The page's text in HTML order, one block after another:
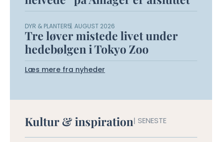
DYR & PLANTER5. AUGUST 2026
Tre løver mistede livet under
hedebølgen i Tokyo Zoo
Læs mere fra nyheder
Kultur & inspiration| SENESTE